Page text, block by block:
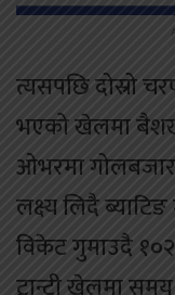
त्यसपछि दोस्रो
भएको खेलमा
ओभरमा
लक्ष्य लिदै
विकेट गुमाउदै